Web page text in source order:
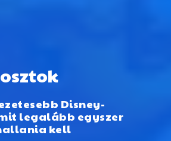
Disney-
legalább egyszer
kell